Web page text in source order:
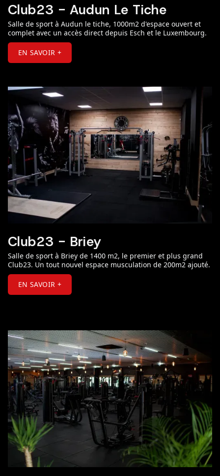
Club23 - Audun Le Tiche
Salle de sport à Audun le tiche, 1000m2 d'espace ouvert et
complet avec un accès direct depuis Esch et le Luxembourg.
EN SAVOIR +
Club23 - Briey
Salle de sport à Briey de 1400 m2, le premier et plus grand
Club23. Un tout nouvel espace musculation de 200m2 ajouté.
EN SAVOIR +